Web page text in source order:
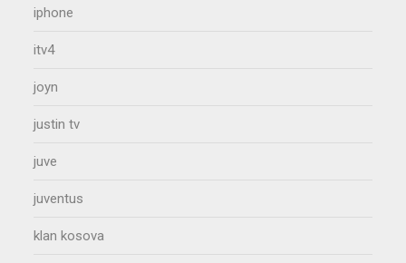
iphone
itv4
joyn
justin tv
juve
juventus
klan kosova